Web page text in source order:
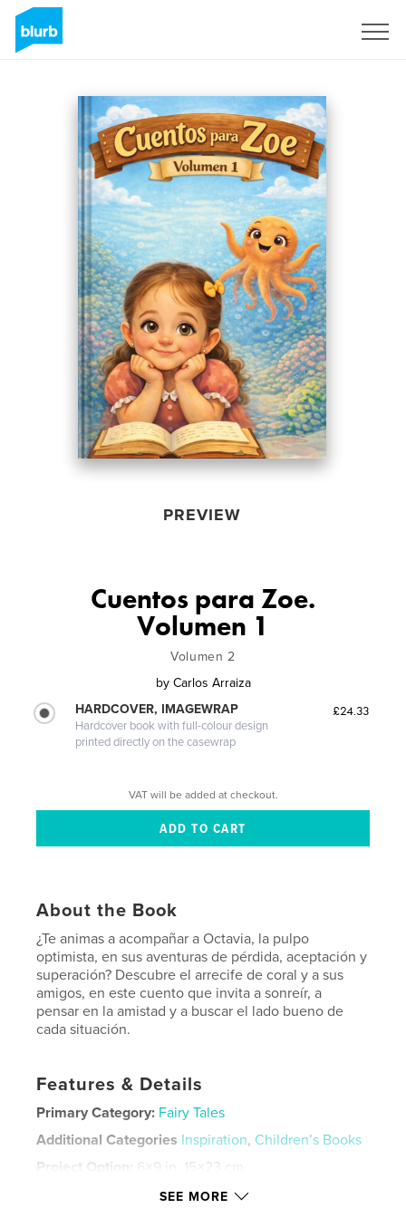
PREVIEW
Cuentos para Zoe.
Volumen 1
Volumen 2
by Carlos Arraiza
HARDCOVER, IMAGEWRAP
Hardcover book with full-colour design
printed directly on the casewrap
£24.33
VAT will be added at checkout.
About the Book
¿Te animas a acompañar a Octavia, la pulpo
optimista, en sus aventuras de pérdida, aceptación y
superación? Descubre el arrecife de coral y a sus
amigos, en este cuento que invita a sonreír, a
pensar en la amistad y a buscar el lado bueno de
cada situación.
Features & Details
Primary Category: Fairy Tales
Additional Categories Inspiration, Children’s Books
Project Option:
6×9 in, 15×23 cm
SEE MORE